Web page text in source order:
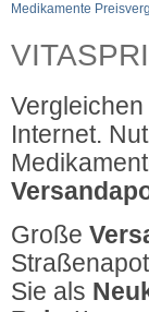
Medikamente
Internet.
Große
Sie als